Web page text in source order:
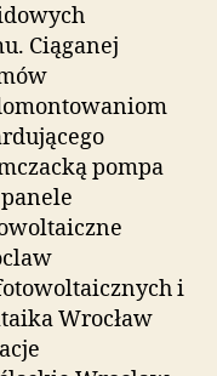
Ciąganej
pompa
i
Wrocław